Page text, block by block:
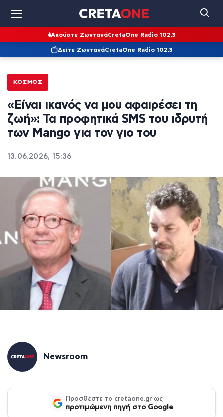
Ακούστε ΖωντανάCretaOne Radio 102,3
Δείτε ΖωντανάCretaOne Radio 102,3
ΚΌΣΜΟΣ
«Είναι ικανός να μου αφαιρέσει τη
ζωή»: Τα προφητικά SMS του ιδρυτή
των Mango για τον γιο του
13.06.2026, 15:36
Newsroom
Προσθέστε το cretaone.gr ως
προτιμώμενη πηγή στο Google